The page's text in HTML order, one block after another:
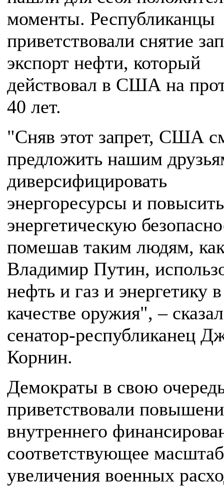
моменты. Республиканцы
приветствовали снятие
экспорт нефти, который
действовал в США на
40 лет.
"Сняв этот запрет, США
предложить нашим
диверсифицировать
энергоресурсы и повысить
энергетическую
помешав таким людям,
Владимир Путин,
нефть и газ и энергетику в
качестве оружия", – сказал
сенатор-республиканец
Корнин.
Демократы в свою
приветствовали
внутреннего
соответствующее
увеличения военных